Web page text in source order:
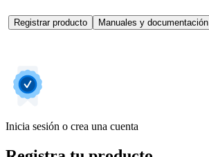
Registrar producto Manuales y documentación
Inicia sesión o crea una cuenta